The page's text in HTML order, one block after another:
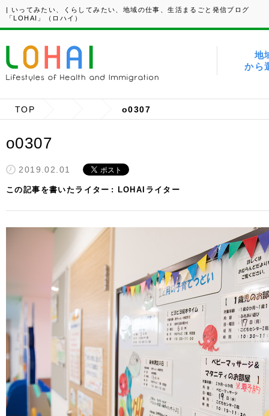
| いってみたい、くらしてみたい、地域の仕事、生活まるごと発信ブログ
「LOHAI」（ロハイ）
地
から
TOP o0307
o0307
2019.02.01
この記事を書いたライター LOHAIライター